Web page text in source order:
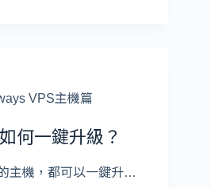
VPS主機篇
何一鍵升級？
主機，都可以一鍵升…